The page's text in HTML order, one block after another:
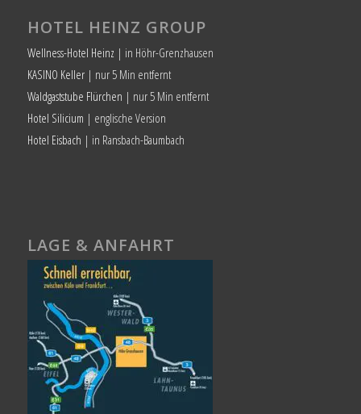
HOTEL HEINZ GROUP
Wellness-Hotel Heinz | in Höhr-Grenzhausen
KASINO Keller| nur 5 Min entfernt
Waldgaststube Flürchen | nur 5 Min entfernt
Hotel Silicium | englische Version
Hotel Eisbach | in Ransbach-Baumbach
LAGE & ANFAHRT